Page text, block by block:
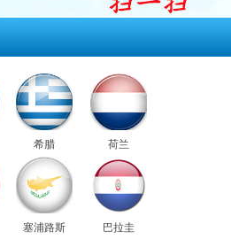
希腊 荷兰
塞浦路斯 巴拉圭